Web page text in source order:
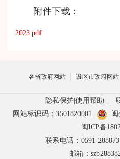
附件下载：
2023.pdf
各省政府网站 设区市政府网站
隐私保护 使用帮助
网站标识码：3501820001
闽
闽ICP备
联系电话：0591-
邮箱：